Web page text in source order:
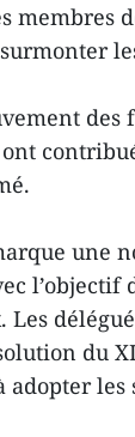
membres
des
une
du
adopter